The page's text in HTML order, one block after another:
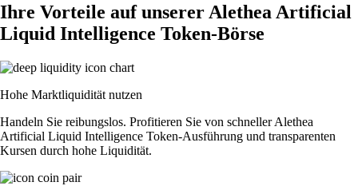
Ihre Vorteile auf unserer Alethea Artificial
Liquid Intelligence Token-Börse
Hohe Marktliquidität nutzen
Handeln Sie reibungslos. Profitieren Sie von schneller Alethea
Artificial Liquid Intelligence Token-Ausführung und transparenten
Kursen durch hohe Liquidität.